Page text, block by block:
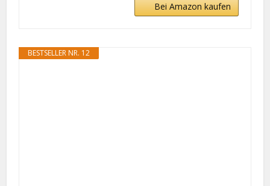
Bei Amazon kaufen
BESTSELLER NR. 12